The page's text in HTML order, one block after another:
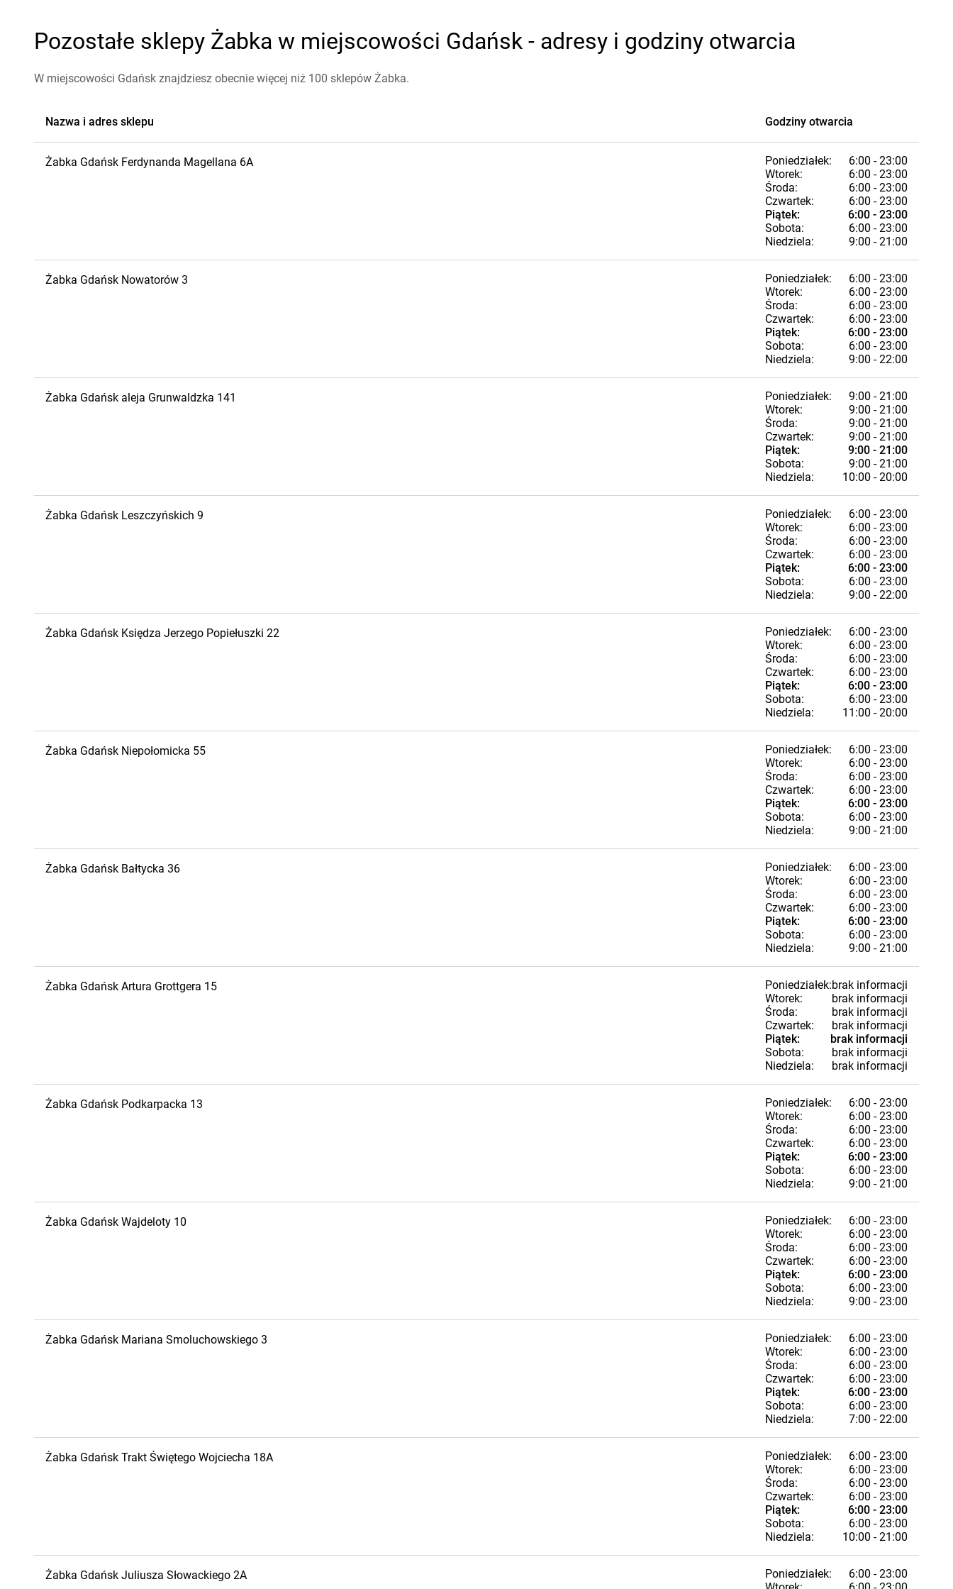
Pozostałe sklepy Żabka w miejscowości Gdańsk - adresy i godziny otwarcia
W miejscowości Gdańsk znajdziesz obecnie więcej niż 100 sklepów Żabka.
Nazwa i adres sklepu Godziny otwarcia
Żabka Gdańsk Ferdynanda Magellana 6A Poniedziałek:
6:00 - 23:00
Wtorek:
6:00 - 23:00
Środa:
6:00 - 23:00
Czwartek:
6:00 - 23:00
Piątek:
6:00 - 23:00
Sobota:
6:00 - 23:00
Niedziela:
9:00 - 21:00
Żabka Gdańsk Nowatorów 3 Poniedziałek:
6:00 - 23:00
Wtorek:
6:00 - 23:00
Środa:
6:00 - 23:00
Czwartek:
6:00 - 23:00
Piątek:
6:00 - 23:00
Sobota:
6:00 - 23:00
Niedziela:
9:00 - 22:00
Żabka Gdańsk aleja Grunwaldzka 141 Poniedziałek:
9:00 - 21:00
Wtorek:
9:00 - 21:00
Środa:
9:00 - 21:00
Czwartek:
9:00 - 21:00
Piątek:
9:00 - 21:00
Sobota:
9:00 - 21:00
Niedziela:
10:00 - 20:00
Żabka Gdańsk Leszczyńskich 9 Poniedziałek:
6:00 - 23:00
Wtorek:
6:00 - 23:00
Środa:
6:00 - 23:00
Czwartek:
6:00 - 23:00
Piątek:
6:00 - 23:00
Sobota:
6:00 - 23:00
Niedziela:
9:00 - 22:00
Żabka Gdańsk Księdza Jerzego Popiełuszki 22 Poniedziałek:
6:00 - 23:00
Wtorek:
6:00 - 23:00
Środa:
6:00 - 23:00
Czwartek:
6:00 - 23:00
Piątek:
6:00 - 23:00
Sobota:
6:00 - 23:00
Niedziela:
11:00 - 20:00
Żabka Gdańsk Niepołomicka 55 Poniedziałek:
6:00 - 23:00
Wtorek:
6:00 - 23:00
Środa:
6:00 - 23:00
Czwartek:
6:00 - 23:00
Piątek:
6:00 - 23:00
Sobota:
6:00 - 23:00
Niedziela:
9:00 - 21:00
Żabka Gdańsk Bałtycka 36 Poniedziałek:
6:00 - 23:00
Wtorek:
6:00 - 23:00
Środa:
6:00 - 23:00
Czwartek:
6:00 - 23:00
Piątek:
6:00 - 23:00
Sobota:
6:00 - 23:00
Niedziela:
9:00 - 21:00
Żabka Gdańsk Artura Grottgera 15 Poniedziałek:brak informacji
Wtorek:
brak informacji
Środa:
brak informacji
Czwartek:
brak informacji
Piątek:
brak informacji
Sobota:
brak informacji
Niedziela:
brak informacji
Żabka Gdańsk Podkarpacka 13 Poniedziałek:
6:00 - 23:00
Wtorek:
6:00 - 23:00
Środa:
6:00 - 23:00
Czwartek:
6:00 - 23:00
Piątek:
6:00 - 23:00
Sobota:
6:00 - 23:00
Niedziela:
9:00 - 21:00
Żabka Gdańsk Wajdeloty 10 Poniedziałek:
6:00 - 23:00
Wtorek:
6:00 - 23:00
Środa:
6:00 - 23:00
Czwartek:
6:00 - 23:00
Piątek:
6:00 - 23:00
Sobota:
6:00 - 23:00
Niedziela:
9:00 - 23:00
Żabka Gdańsk Mariana Smoluchowskiego 3 Poniedziałek:
6:00 - 23:00
Wtorek:
6:00 - 23:00
Środa:
6:00 - 23:00
Czwartek:
6:00 - 23:00
Piątek:
6:00 - 23:00
Sobota:
6:00 - 23:00
Niedziela:
7:00 - 22:00
Żabka Gdańsk Trakt Świętego Wojciecha 18A Poniedziałek:
6:00 - 23:00
Wtorek:
6:00 - 23:00
Środa:
6:00 - 23:00
Czwartek:
6:00 - 23:00
Piątek:
6:00 - 23:00
Sobota:
6:00 - 23:00
Niedziela:
10:00 - 21:00
Żabka Gdańsk Juliusza Słowackiego 2A Poniedziałek:
6:00 - 23:00